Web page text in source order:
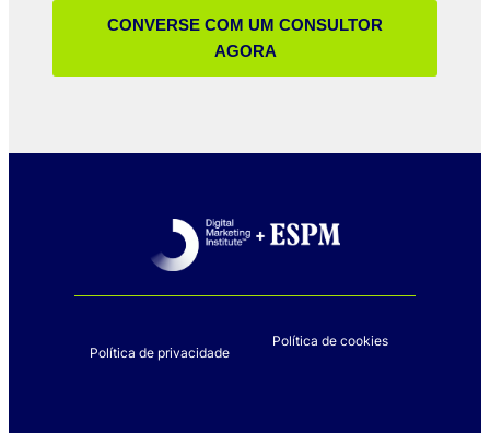
CONVERSE COM UM CONSULTOR
AGORA
Política de privacidade
Política de cookies